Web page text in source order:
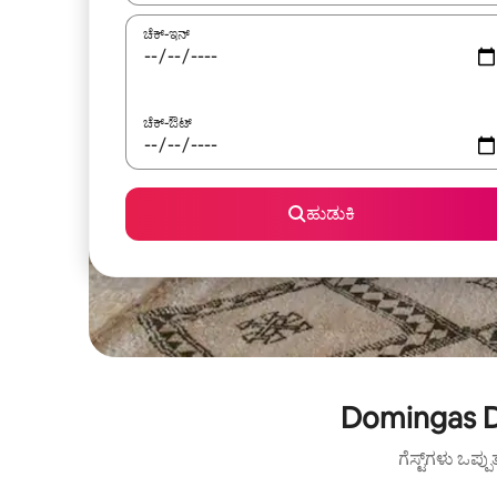
ಚೆಕ್-ಇನ್
ಚೆಕ್-ಔಟ್
ಹುಡುಕಿ
Domingas
ಗೆಸ್ಟ್‌ಗಳು